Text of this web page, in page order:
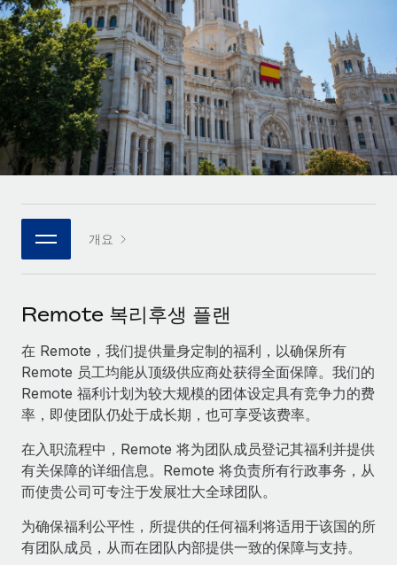
인프라
Remote 통합
HR을 워크플로에 매끄럽게 통합
플랫폼
팀을 위한 통합된 핵심 HR 기능
연결
새로운
통합
핵심 비즈니스 도구로 프로세스를 간소화
글로벌 인사 및 규정 준수 업무 처리에 전문가 지원 제공
신원 조사
채용 후보자 심사 프로세스 간소화
Compliance Watchtower
규정 준수 관련 위험에 선제적으로 대응
전 세계 IT 장비 제공 및 추적 관리
중견기업
맞춤형 HR 솔루션으로 팀 확장
엔터프라이즈
대기업을 위한 글로벌 HR
REMOTE 파트너 되기
플랫폼에 글로벌 HR을 유연하게 통합
Remote와의 파트너십 기회 탐색
Remote Build 곧 제공 예정
사례 연구
조직 규모를 120% 성장시킨 방법
Weaviate 한눈에 보기 Weaviate는 오픈 소스, AI 우선 인프라를
구축합니다. 이 회사의 미션은 전 세계 개발자 및 운영자
(DevOps/MLOps)에게 AI 네이티브...
자세히 알아보기
리서치 및 가이드
사례 연구
HR 용어집
체크리스트 및 템플릿
직무 설명 라이브러리
이벤트
급여 및 인재 인사이트
지원받기
모든 리소스 보기
블로그
글로벌 급여
EOR 및 PEO
Deutsch
Español
Italiano
Português (Portugal)
한국어
개요
Remote 복리후생 플랜
在 Remote，我们提供量身定制的福利，以确保所有
Remote 员工均能从顶级供应商处获得全面保障。我们的
Remote 福利计划为较大规模的团体设定具有竞争力的费
率，即使团队仍处于成长期，也可享受该费率。
在入职流程中，Remote 将为团队成员登记其福利并提供
有关保障的详细信息。Remote 将负责所有行政事务，从
而使贵公司可专注于发展壮大全球团队。
为确保福利公平性，所提供的任何福利将适用于该国的所
有团队成员，从而在团队内部提供一致的保障与支持。